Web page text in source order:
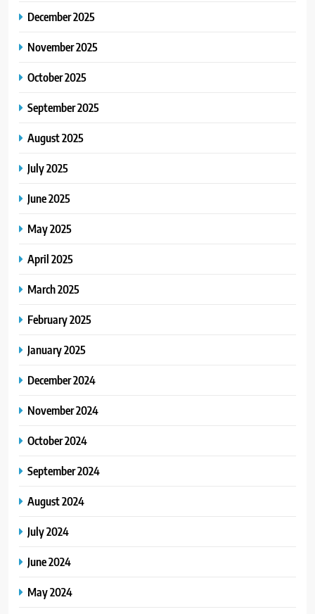
December 2025
November 2025
October 2025
September 2025
August 2025
July 2025
June 2025
May 2025
April 2025
March 2025
February 2025
January 2025
December 2024
November 2024
October 2024
September 2024
August 2024
July 2024
June 2024
May 2024